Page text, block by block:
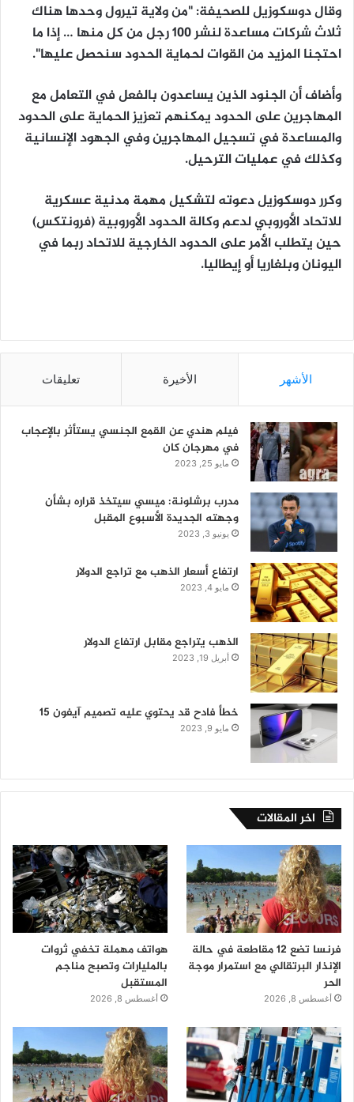
وقال دوسكوزيل للصحيفة: "من ولاية تيرول وحدها هناك
ثلاث شركات مساعدة لنشر 100 رجل من كل منها … إذا ما
احتجنا المزيد من القوات لحماية الحدود سنحصل عليها".
وأضاف أن الجنود الذين يساعدون بالفعل في التعامل مع
المهاجرين على الحدود يمكنهم تعزيز الحماية على الحدود
والمساعدة في تسجيل المهاجرين وفي الجهود الإنسانية
وكذلك في عمليات الترحيل.
وكرر دوسكوزيل دعوته لتشكيل مهمة مدنية عسكرية
للاتحاد الأوروبي لدعم وكالة الحدود الأوروبية (فرونتكس)
حين يتطلب الأمر على الحدود الخارجية للاتحاد ربما في
اليونان وبلغاريا أو إيطاليا.
الأشهر الأخيرة تعليقات
فيلم هندي عن القمع الجنسي يستأثر بالإعجاب
في مهرجان كان
مايو 25, 2023
مدرب برشلونة: ميسي سيتخذ قراره بشأن
وجهته الجديدة الأسبوع المقبل
يونيو 3, 2023
ارتفاع أسعار الذهب مع تراجع الدولار
مايو 4, 2023
الذهب يتراجع مقابل ارتفاع الدولار
أبريل 19, 2023
خطأ فادح قد يحتوي عليه تصميم آيفون 15
مايو 9, 2023
اخر المقالات
فرنسا تضع 12 مقاطعة في حالة
الإنذار البرتقالي مع استمرار موجة
الحر
أغسطس 8, 2026
هواتف مهملة تخفي ثروات
بالمليارات وتصبح مناجم
المستقبل
أغسطس 8, 2026